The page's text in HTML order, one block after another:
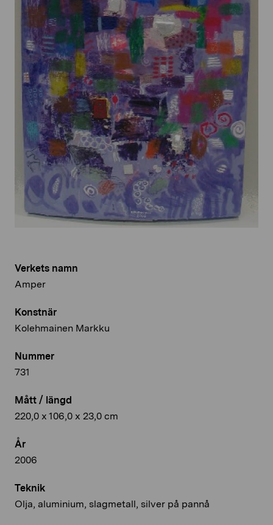
Verkets namn
Amper
Konstnär
Kolehmainen Markku
Nummer
731
Mått / längd
220,0 x 106,0 x 23,0 cm
År
2006
Teknik
Olja, aluminium, slagmetall, silver på pannå